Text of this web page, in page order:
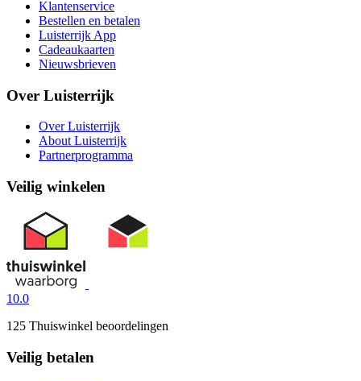
Klantenservice
Bestellen en betalen
Luisterrijk App
Cadeaukaarten
Nieuwsbrieven
Over Luisterrijk
Over Luisterrijk
About Luisterrijk
Partnerprogramma
Veilig winkelen
10.0
125 Thuiswinkel beoordelingen
Veilig betalen